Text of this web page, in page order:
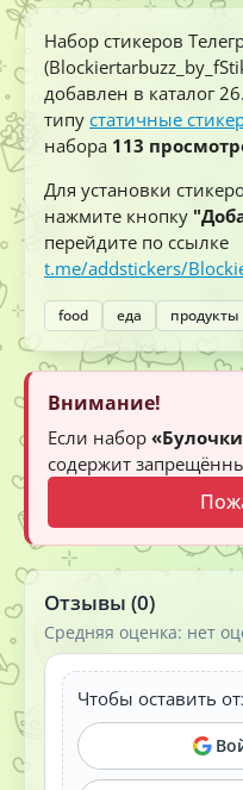
Набор стикеров
добавлен в каталог
типу статичные
набора 113
Для установки
нажмите кнопку
перейдите по ссылке
t.me/addstickers/
food еда продукты
Внимание!
Если набор
содержит
Отзывы (0)
Средняя оценка: нет
Чтобы оставить